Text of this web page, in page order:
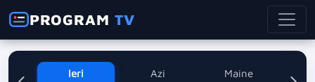
PROGRAMTV
Ieri
Azi
Maine